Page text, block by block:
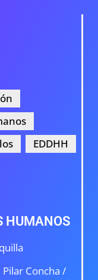
EDDHH
HUMANOS
Concha /